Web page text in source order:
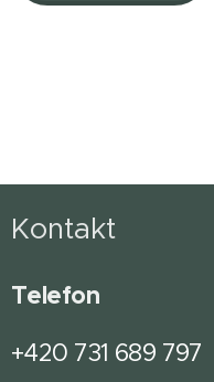
Kontakt
Telefon
+420 731 689 797